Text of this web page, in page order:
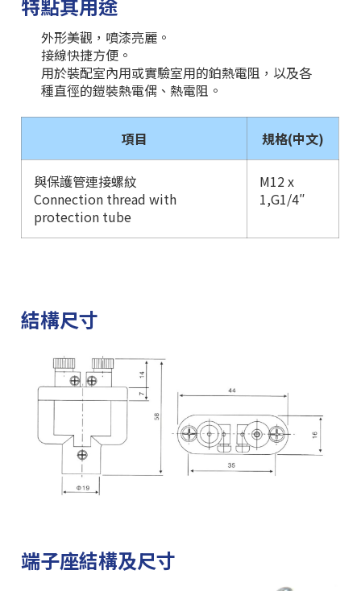
特點其用途
外形美觀，噴漆亮麗。
接線快捷方便。
用於裝配室內用或實驗室用的鉑熱電阻，以及各
種直徑的鎧裝熱電偶、熱電阻。
項目 規格(中文)
與保護管連接螺紋
Connection thread with
protection tube
M12 x
1,G1/4″
結構尺寸
端子座結構及尺寸